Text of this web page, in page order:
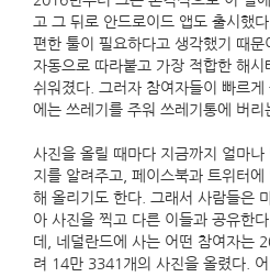
고 그 뒤로 안드로이드 앱도 출시했
편한 툴이 필요하다고 생각했기 때
자동으로 따라붙고 가장 적합한 해
쉬워졌다. 그러자 참여자들이 빠르
에는 쓰레기를 주워 쓰레기통에 버리
사진을 올릴 때마다 지금까지 얼마
지를 알려주고, 페이스북과 트위터에
해 올리기도 한다. 그래서 사람들은
아 사진을 찍고 다른 이들과 공유한
데, 네덜란드에 사는 어떤 참여자는
려 14만 3341개의 사진을 올렸다.